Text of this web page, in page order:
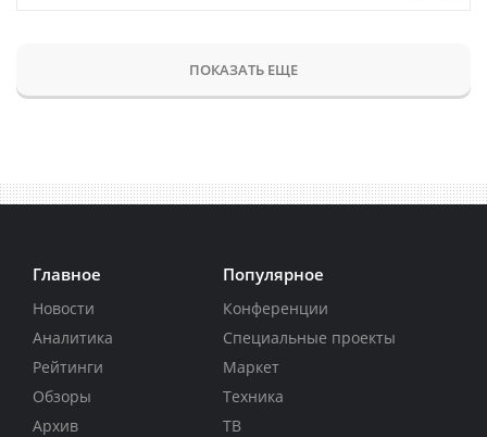
ПОКАЗАТЬ ЕЩЕ
Главное
Новости
Аналитика
Рейтинги
Обзоры
Архив
Популярное
Конференции
Специальные проекты
Маркет
Техника
ТВ